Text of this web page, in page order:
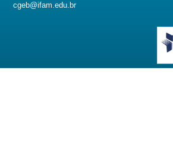
cgeb@ifam.edu.br